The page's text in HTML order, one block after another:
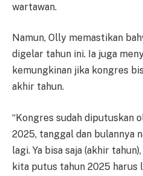
wartawan.
Namun, Olly memastikan
digelar tahun ini. Ia juga
kemungkinan jika kongres
akhir tahun.
“Kongres sudah diputuskan
2025, tanggal dan bulannya
lagi. Ya bisa saja (akhir
kita putus tahun 2025 harus